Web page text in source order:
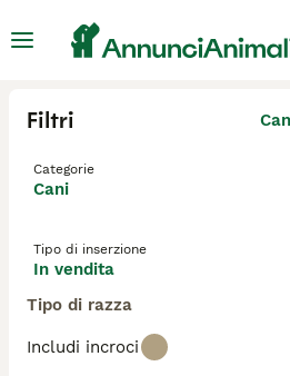
Filtri
Categorie
Cani
Tipo di inserzione
In vendita
Tipo di razza
Includi incroci